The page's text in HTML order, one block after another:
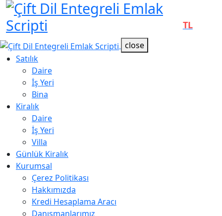
Offcanvas Menu Open
TL
close
Satılık
Daire
İş Yeri
Bina
Kiralık
Daire
İş Yeri
Villa
Günlük Kiralık
Kurumsal
Çerez Politikası
Hakkımızda
Kredi Hesaplama Aracı
Danışmanlarımız